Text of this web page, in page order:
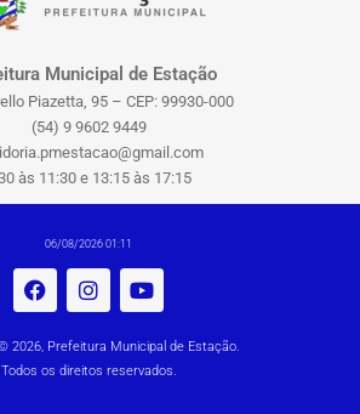
Municipal de Estação
Piazetta, 95 – CEP: 99930-000
(54) 9 9602 9449
às 11:30 e 13:15 às 17:15
06/08/2026 01:11
2026, Prefeitura Municipal de Estação.
Todos os direitos reservados.